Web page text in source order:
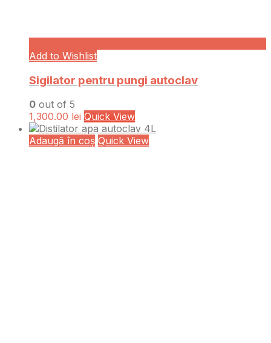
Add to Wishlist
Sigilator pentru pungi autoclav
0 out of 5
1,300.00 lei Quick View
Adaugă în coș Quick View